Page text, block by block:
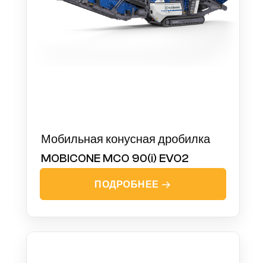
Мобильная конусная дробилка
MOBICONE MCO 90(i) EVO2